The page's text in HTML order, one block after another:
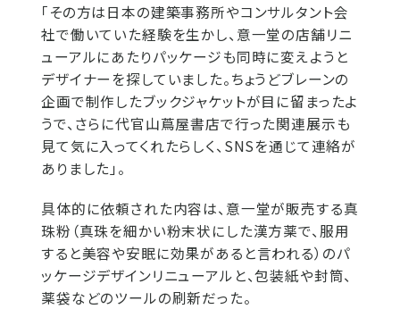
「その方は日本の建築事務所やコンサルタント会
社で働いていた経験を生かし、意一堂の店舗リニ
ューアルにあたりパッケージも同時に変えようと
デザイナーを探していました。ちょうどブレーンの
企画で制作したブックジャケットが目に留まったよ
うで、さらに代官山蔦屋書店で行った関連展示も
見て気に入ってくれたらしく、SNSを通じて連絡が
ありました」。
具体的に依頼された内容は、意一堂が販売する真
珠粉（真珠を細かい粉末状にした漢方薬で、服用
すると美容や安眠に効果があると言われる）のパ
ッケージデザインリニューアルと、包装紙や封筒、
薬袋などのツールの刷新だった。